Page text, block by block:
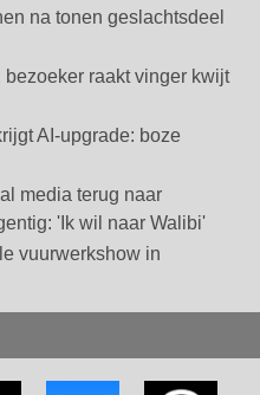
na tonen geslachtsdeel
raakt vinger kwijt
AI-upgrade: boze
media terug naar
'Ik wil naar Walibi'
vuurwerkshow in